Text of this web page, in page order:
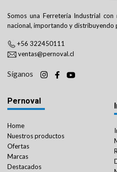
Somos una Ferretería Industrial
nacional, importando y distribuyendo
+56 322450111
ventas@pernoval.cl
Síganos
Pernoval
Home
Nuestros productos
Ofertas
Marcas
Destacados